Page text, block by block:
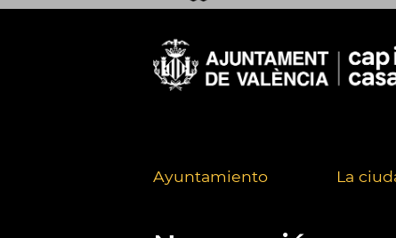
Ayuntamiento La